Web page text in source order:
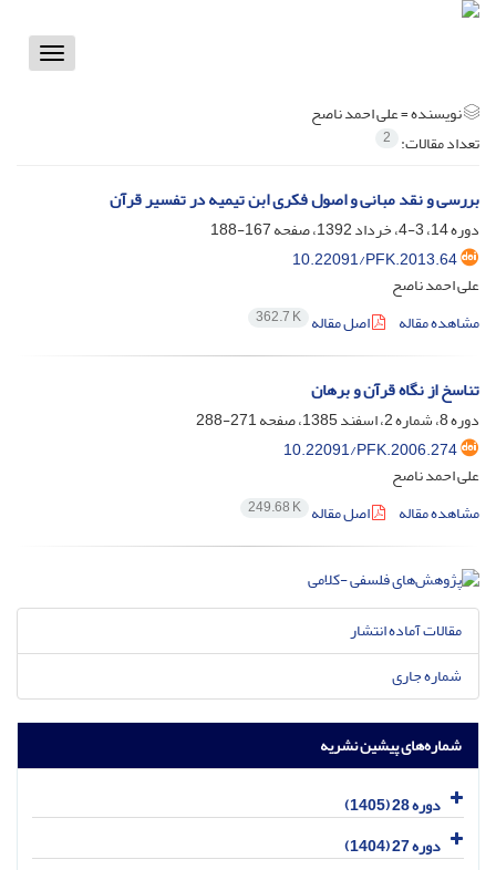
Toggle
نویسنده =علی احمد ناصح
تعداد مقالات: 2
بررسی و نقد مبانی و اصول فکری ابن تیمیه در تفسیر قرآن
دوره 14، 3-4، خرداد 1392، صفحه
167-188
10.22091/PFK.2013.64
علی احمد ناصح
مشاهده مقاله
اصل مقاله 362.7 K
تناسخ از نگاه قرآن و برهان
دوره 8، شماره 2، اسفند 1385، صفحه
271-288
10.22091/PFK.2006.274
علی احمد ناصح
مشاهده مقاله
اصل مقاله 249.68 K
مقالات آماده انتشار
شماره جاری
شماره‌های پیشین نشریه
دوره 28 (1405)
دوره 27 (1404)